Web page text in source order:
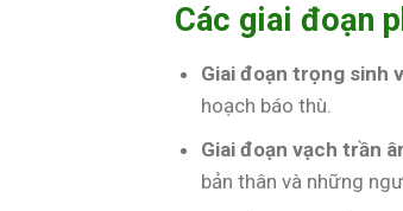
Các giai đoạn
Giai đoạn trọng sinh
hoạch báo thù.
Giai đoạn vạch trần
bản thân và những